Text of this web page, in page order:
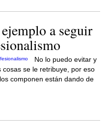
a seguir
No lo puedo evitar y
se le retribuye, por eso
componen están dando de